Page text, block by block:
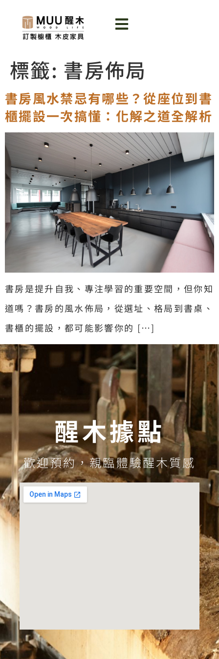
標籤: 書房佈局
書房風水禁忌有哪些？從座位到書
櫃擺設一次搞懂：化解之道全解析
書房是提升自我、專注學習的重要空間，但你知
道嗎？書房的風水佈局，從選址、格局到書桌、
書櫃的擺設，都可能影響你的 […]
醒木據點
歡迎預約，親臨體驗醒木質感